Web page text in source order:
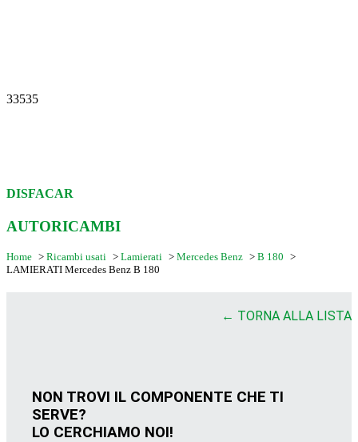
33535
DISFACAR
AUTORICAMBI
Home > Ricambi usati > Lamierati > Mercedes Benz > B 180 >
LAMIERATI Mercedes Benz B 180
← TORNA ALLA LISTA
NON TROVI IL COMPONENTE CHE TI
SERVE?
LO CERCHIAMO NOI!